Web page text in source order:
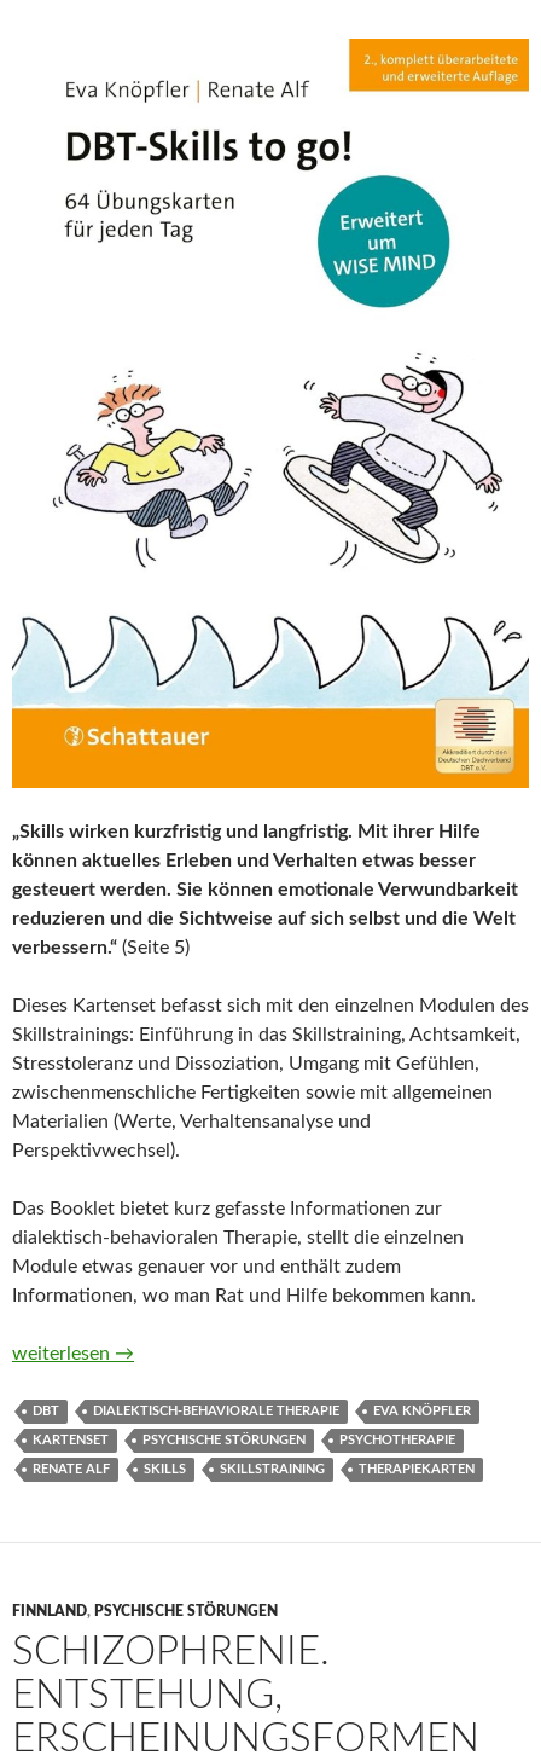
„Skills wirken kurzfristig und langfristig. Mit ihrer Hilfe
können aktuelles Erleben und Verhalten etwas besser
gesteuert werden. Sie können emotionale Verwundbarkeit
reduzieren und die Sichtweise auf sich selbst und die Welt
verbessern.“ (Seite 5)
Dieses Kartenset befasst sich mit den einzelnen Modulen des
Skillstrainings: Einführung in das Skillstraining, Achtsamkeit,
Stresstoleranz und Dissoziation, Umgang mit Gefühlen,
zwischenmenschliche Fertigkeiten sowie mit allgemeinen
Materialien (Werte, Verhaltensanalyse und
Perspektivwechsel).
Das Booklet bietet kurz gefasste Informationen zur
dialektisch-behavioralen Therapie, stellt die einzelnen
Module etwas genauer vor und enthält zudem
Informationen, wo man Rat und Hilfe bekommen kann.
DBT-Skills to go! 64 Übungskarten für jeden Tag. Erweitert
weiterlesen →
DBT DIALEKTISCH-BEHAVIORALE THERAPIE EVA KNÖPFLER
KARTENSET PSYCHISCHE STÖRUNGEN PSYCHOTHERAPIE
RENATE ALF SKILLS SKILLSTRAINING THERAPIEKARTEN
FINNLAND, PSYCHISCHE STÖRUNGEN
SCHIZOPHRENIE.
ENTSTEHUNG,
ERSCHEINUNGSFORMEN